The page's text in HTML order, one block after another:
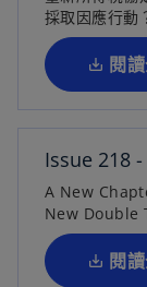
採取因應行動
閱
標
籤
中
Issue 218
A New
New Double
閱
在
新
標
籤
中